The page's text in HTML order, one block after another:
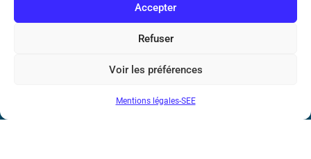
Accepter
Refuser
Voir les préférences
Mentions légales-SEE
Conditions Générales de Vente
Mentions légales